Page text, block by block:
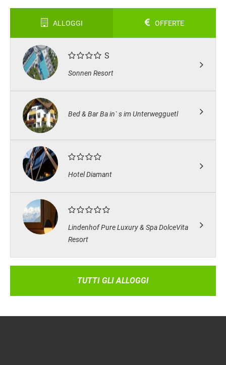
ALLOGGI OFFERTE
S
Sonnen Resort
Bed & Bar Ba in` s im Unterwegguetl
Hotel Diamant
Lindenhof Pure Luxury & Spa DolceVita
Resort
TUTTI GLI ALLOGGI